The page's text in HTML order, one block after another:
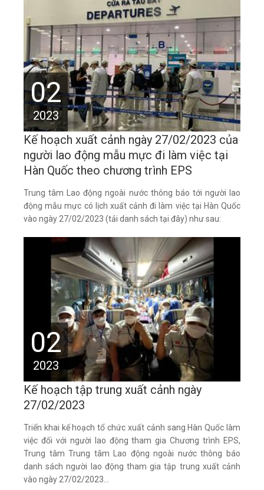
02
2023
Kế hoạch xuất cảnh ngày 27/02/2023 của
người lao động mẫu mực đi làm việc tại
Hàn Quốc theo chương trình EPS
Trung tâm Lao động ngoài nước thông báo tới người lao
động mẫu mực có lịch xuất cảnh đi làm việc tại Hàn Quốc
vào ngày 27/02/2023 (tải danh sách tại đây) như sau:
02
2023
Kế hoạch tập trung xuất cảnh ngày
27/02/2023
Triển khai kế hoạch tổ chức xuất cảnh sang Hàn Quốc làm
việc đối với người lao động tham gia Chương trình EPS,
Trung tâm Trung tâm Lao động ngoài nước thông báo
danh sách người lao động tham gia tập trung xuất cảnh
vào ngày 27/02/2023...